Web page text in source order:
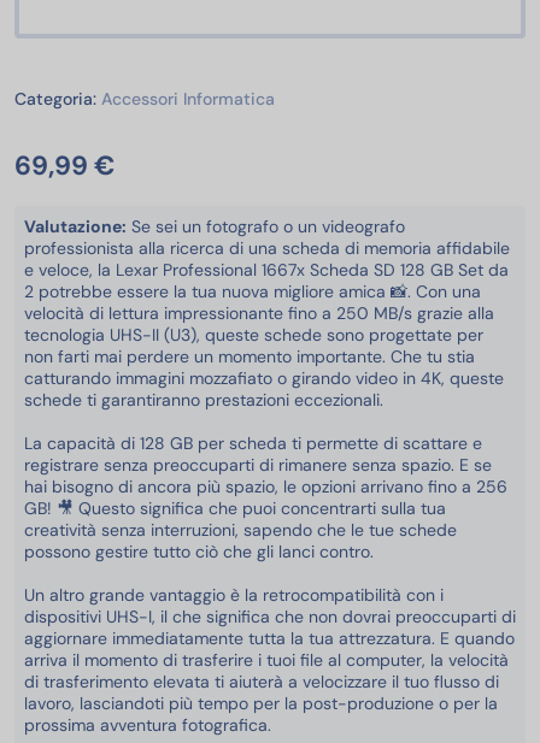
Categoria: Accessori Informatica
69,99 €
Valutazione: Se sei un fotografo o un videografo
professionista alla ricerca di una scheda di memoria affidabile
e veloce, la Lexar Professional 1667x Scheda SD 128 GB Set da
2 potrebbe essere la tua nuova migliore amica 📸. Con una
velocità di lettura impressionante fino a 250 MB/s grazie alla
tecnologia UHS-II (U3), queste schede sono progettate per
non farti mai perdere un momento importante. Che tu stia
catturando immagini mozzafiato o girando video in 4K, queste
schede ti garantiranno prestazioni eccezionali.
La capacità di 128 GB per scheda ti permette di scattare e
registrare senza preoccuparti di rimanere senza spazio. E se
hai bisogno di ancora più spazio, le opzioni arrivano fino a 256
GB! 🎥 Questo significa che puoi concentrarti sulla tua
creatività senza interruzioni, sapendo che le tue schede
possono gestire tutto ciò che gli lanci contro.
Un altro grande vantaggio è la retrocompatibilità con i
dispositivi UHS-I, il che significa che non dovrai preoccuparti di
aggiornare immediatamente tutta la tua attrezzatura. E quando
arriva il momento di trasferire i tuoi file al computer, la velocità
di trasferimento elevata ti aiuterà a velocizzare il tuo flusso di
lavoro, lasciandoti più tempo per la post-produzione o per la
prossima avventura fotografica.